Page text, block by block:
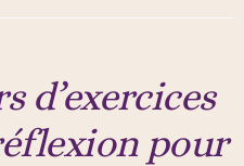
d’exercices
pour